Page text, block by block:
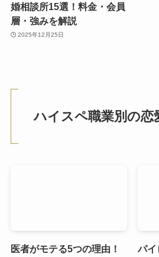
婚相談所15選！料金・会員
層・強みを解説
2025年12月25日
ハイスペ職業別の恋
医者がモテる5つの理由！
パイ